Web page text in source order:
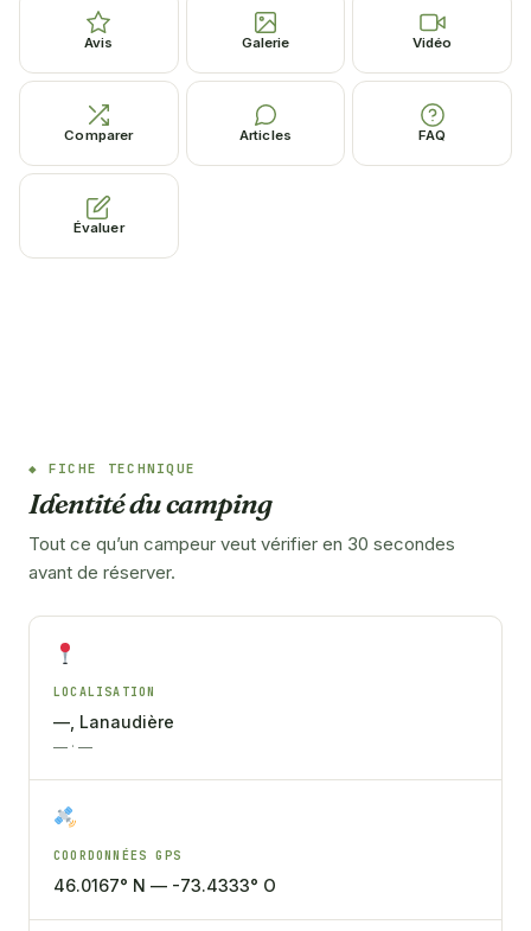
Avis Galerie Vidéo
Comparer Articles FAQ
Évaluer
FICHE TECHNIQUE
Identité du camping
Tout ce qu’un campeur veut vérifier en 30 secondes
avant de réserver.
LOCALISATION
—, Lanaudière
— · —
COORDONNÉES GPS
46.0167° N — -73.4333° O